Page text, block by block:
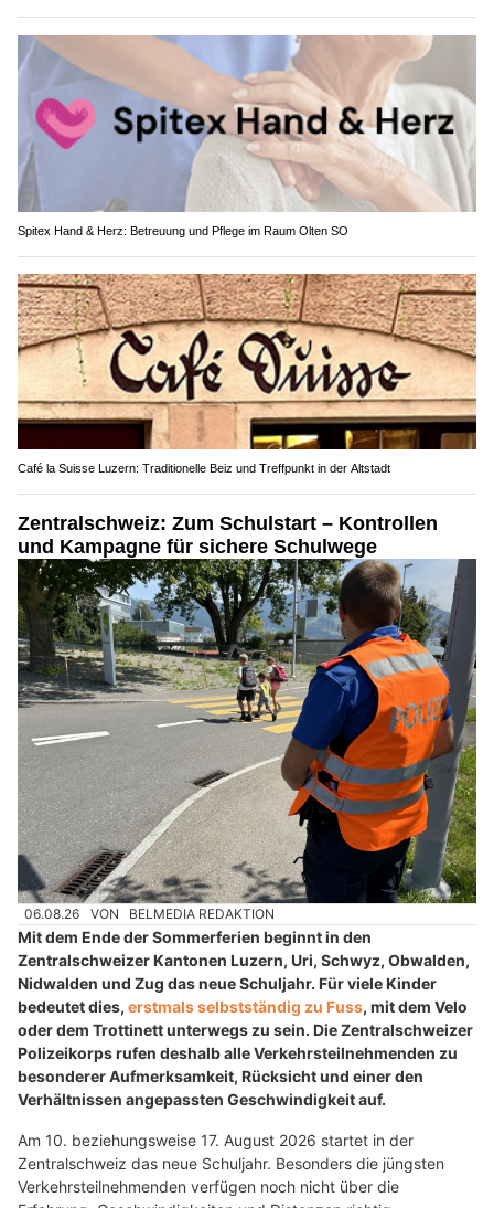
Spitex Hand & Herz: Betreuung und Pflege im Raum Olten SO
Café la Suisse Luzern: Traditionelle Beiz und Treffpunkt in der Altstadt
Zentralschweiz: Zum Schulstart – Kontrollen
und Kampagne für sichere Schulwege
06.08.26 VON BELMEDIA REDAKTION
Mit dem Ende der Sommerferien beginnt in den
Zentralschweizer Kantonen Luzern, Uri, Schwyz, Obwalden,
Nidwalden und Zug das neue Schuljahr. Für viele Kinder
bedeutet dies, erstmals selbstständig zu Fuss, mit dem Velo
oder dem Trottinett unterwegs zu sein. Die Zentralschweizer
Polizeikorps rufen deshalb alle Verkehrsteilnehmenden zu
besonderer Aufmerksamkeit, Rücksicht und einer den
Verhältnissen angepassten Geschwindigkeit auf.
Am 10. beziehungsweise 17. August 2026 startet in der
Zentralschweiz das neue Schuljahr. Besonders die jüngsten
Verkehrsteilnehmenden verfügen noch nicht über die